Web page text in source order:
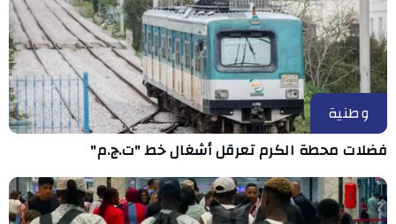
وطنية
فضلات محطة الكرم تعرقل أشغال خط "ت.ج.م"